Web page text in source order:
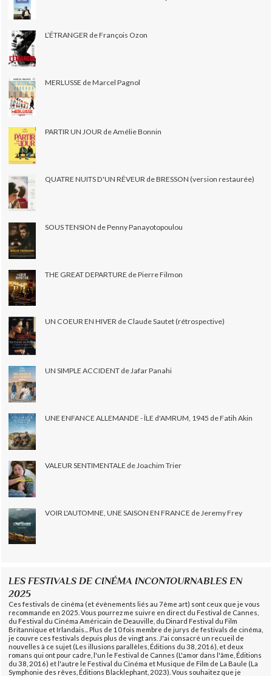
L’ÉTRANGER de François Ozon
MERLUSSE de Marcel Pagnol
PARTIR UN JOUR de Amélie Bonnin
QUATRE NUITS D'UN RÊVEUR de BRESSON (version restaurée)
SOUS TENSION de Penny Panayotopoulou
THE GREAT DEPARTURE de Pierre Filmon
UN COEUR EN HIVER de Claude Sautet (rétrospective)
UN SIMPLE ACCIDENT de Jafar Panahi
UNE ENFANCE ALLEMANDE - ÎLE d'AMRUM, 1945 de Fatih Akin
VALEUR SENTIMENTALE de Joachim Trier
VOIR L'AUTOMNE, UNE SAISON EN FRANCE de Jeremy Frey
LES FESTIVALS DE CINÉMA INCONTOURNABLES EN
2025
Ces festivals de cinéma (et évènements liés au 7ème art) sont ceux que je vous
recommande en 2025. Vous pourrez me suivre en direct du Festival de Cannes,
du Festival du Cinéma Américain de Deauville, du Dinard Festival du Film
Britannique et Irlandais... Plus de 10 fois membre de jurys de festivals de cinéma,
je couvre ces festivals depuis plus de vingt ans. J'ai consacré un recueil de
nouvelles à ce sujet (Les illusions parallèles, Éditions du 38, 2016), et deux
romans qui ont pour cadre, l'un le Festival de Cannes (L'amor dans l'âme, Éditions
du 38, 2016) et l'autre le Festival du Cinéma et Musique de Film de La Baule (La
Symphonie des rêves, Éditions Blacklephant, 2023). Vous souhaitez que je